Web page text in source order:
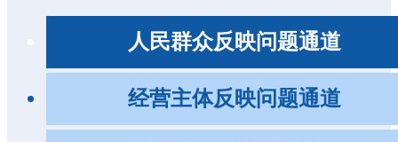
人民群众反映问题通道
经营主体反映问题通道